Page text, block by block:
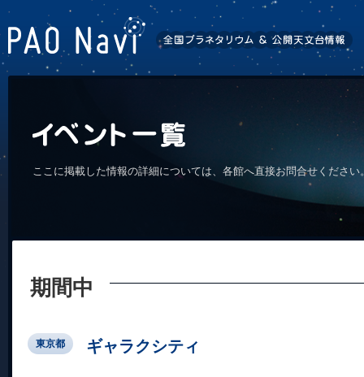
ここに掲載した情報の詳細については、各館へ直接お問合せくださ
期間中
東京都 ギャラクシティ